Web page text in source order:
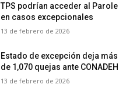
TPS podrían acceder al Parole
en casos excepcionales
13 de febrero de 2026
Estado de excepción deja más
de 1,070 quejas ante CONADEH
13 de febrero de 2026